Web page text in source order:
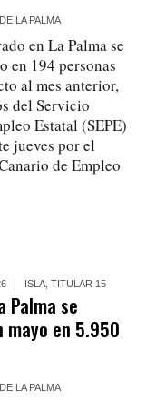
LA PALMA
en La Palma se
en 194 personas
al mes anterior,
del Servicio
Estatal (SEPE)
jueves por el
de Empleo
ISLA ,TITULAR 15
Palma se
mayo en 5.950
LA PALMA